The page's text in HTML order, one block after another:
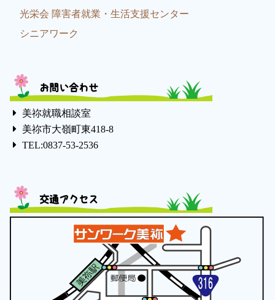
光栄会 障害者就業・生活支援センター
シニアワーク
お問い合わせ
美祢就職相談室
美祢市大嶺町東418-8
TEL:0837-53-2536
交通アクセス